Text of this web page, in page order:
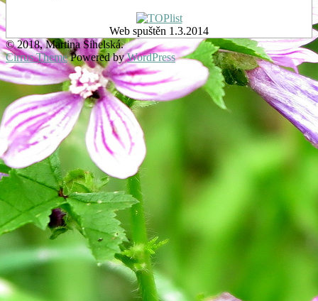
Web spuštěn 1.3.2014
© 2018, Martina Sihelská.
Cirrus ThemePowered byWordPress